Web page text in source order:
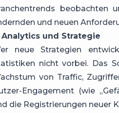
beobachten
und neuen
Analytics und Strategie
neue Strategien
nicht vorbei. Das
von Traffic,
Engagement (wie
die Registrierungen neuer